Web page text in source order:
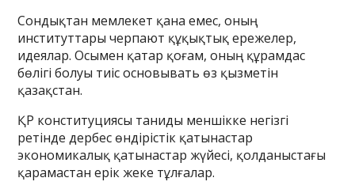
Сондықтан мемлекет қана емес, оның
институттары черпают құқықтық ережелер,
идеялар. Осымен қатар қоғам, оның құрамдас
бөлігі болуы тиіс основывать өз қызметін
қазақстан.
ҚР конституциясы таниды меншікке негізгі
ретінде дербес өндірістік қатынастар
экономикалық қатынастар жүйесі, қолданыстағы
қарамастан ерік жеке тұлғалар.